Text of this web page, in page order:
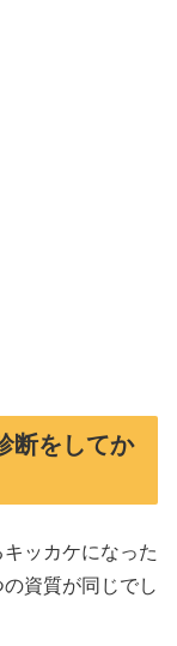
断をしてか
ッカケになった
資質が同じでし